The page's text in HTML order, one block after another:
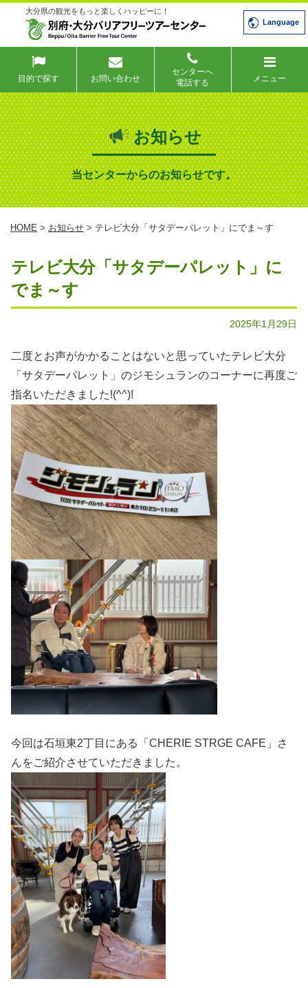
大分県の観光をもっと楽しくハッピーに！
Language
目的で探す お問い合わせ
センターへ
電話する
メニュー
お知らせ
当センターからのお知らせです。
HOME > お知らせ > テレビ大分「サタデーパレット」にでま～す
テレビ大分「サタデーパレット」に
でま～す
2025年1月29日
二度とお声がかかることはないと思っていたテレビ大分
「サタデーパレット」のジモシュランのコーナーに再度ご
指名いただきました!(^^)!
今回は石垣東2丁目にある「CHERIE STRGE CAFE」さ
んをご紹介させていただきました。